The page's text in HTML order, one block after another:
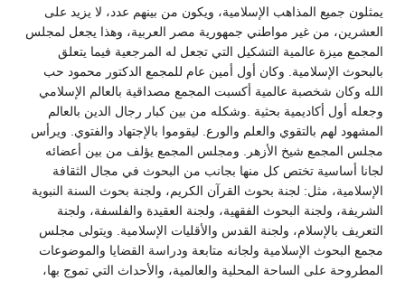
يمثلون جميع المذاهب الإسلامية، ويكون من بينهم عدد، لا يزيد على
العشرين، من غير مواطني جمهورية مصر العربية، وهذا يجعل لمجلس
المجمع ميزة عالمية التشكيل التي تجعل له المرجعية فيما يتعلق
بالبحوث الإسلامية. وكان أول أمين عام للمجمع الدكتور محمود حب
الله وكان شخصبة عالمية أكسبت المجمع مصداقية بالعالم الإسلامي
وجعله أول أكاديمية بحثية .وشكله من بين كبار رجال الدين بالعالم
المشهود لهم بالتقوي والعلم والورع. ليقوموا بالإجتهاد والفتوي. ويرأس
مجلس المجمع شيخ الأزهر. ومجلس المجمع يؤلف من بين أعضائه
لجانا أساسية تختص كل منها بجانب من البحوث في مجال الثقافة
الإسلامية، مثل: لجنة بحوث القرآن الكريم، ولجنة بحوث السنة النبوية
الشريفة، ولجنة البحوث الفقهية، ولجنة العقيدة والفلسفة، ولجنة
التعريف بالإسلام، ولجنة القدس والأقليات الإسلامية. ويتولى مجلس
مجمع البحوث الإسلامية ولجانه متابعة ودراسة القضايا والموضوعات
المطروحة على الساحة المحلية والعالمية، والأحداث التي تموج بها،